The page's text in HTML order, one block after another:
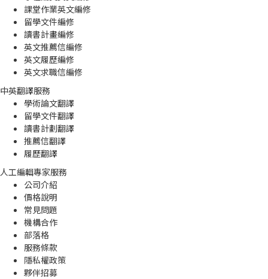
課堂作業英文編修
留學文件編修
讀書計畫編修
英文推薦信編修
英文履歷編修
英文求職信編修
中英翻譯服務
學術論文翻譯
留學文件翻譯
讀書計劃翻譯
推薦信翻譯
履歷翻譯
人工編輯專家服務
公司介紹
價格說明
常見問題
機構合作
部落格
服務條款
隱私權政策
夥伴招募